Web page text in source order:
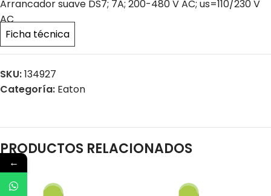
Arrancador suave DS7; 7A; 200-480 V AC; us=110/230 V
AC
Ficha técnica
SKU:134927
Categoría: Eaton
PRODUCTOS RELACIONADOS
←